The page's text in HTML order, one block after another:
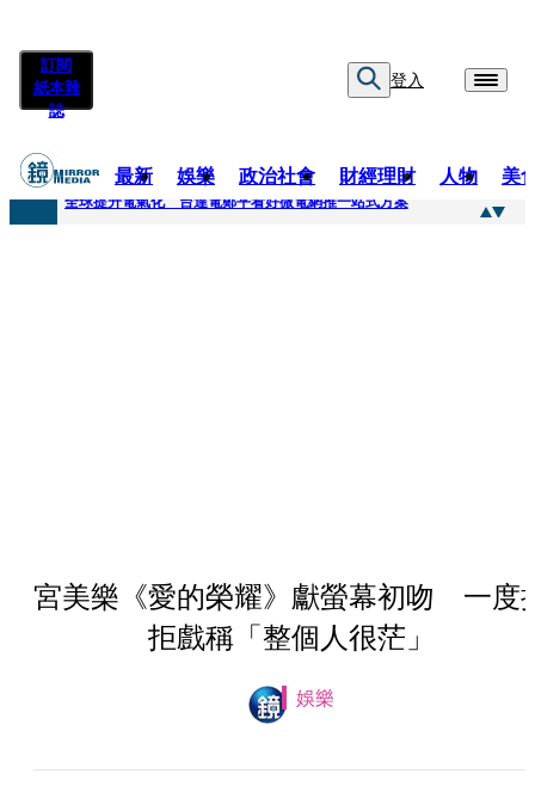
訂閱
紙本雜
誌
登入
最新 娛樂 政治社會 財經理財 人物 美
快訊
全球提升電氣化 台達電鄭平看好微電網推一站式方案
宮美樂《愛的榮耀》獻螢幕初吻 一度
拒戲稱「整個人很茫」
娛樂